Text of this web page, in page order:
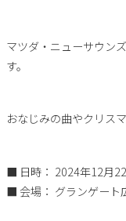
マツダ・ニューサウン
す。
おなじみの曲やクリス
■ 日時： 2024年12月
■ 会場： グランゲー